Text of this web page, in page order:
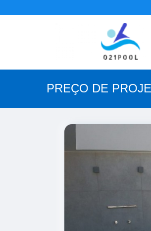
PREÇO DE